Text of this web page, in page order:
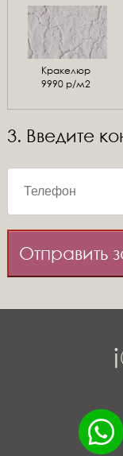
Кракелюр
9990 р/м2
3. Введите
Отправить